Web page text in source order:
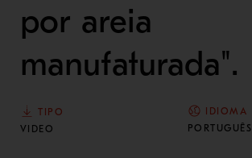
por areia
manufaturada".
TIPO
VIDEO
IDIOMA
PORTUGUÊS